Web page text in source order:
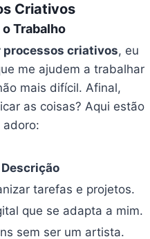
Criativos
Trabalho
criativos, eu
me ajudem a trabalhar
mais difícil. Afinal,
as coisas? Aqui estão
adoro:
Descrição
tarefas e projetos.
que se adapta a mim.
sem ser um artista.